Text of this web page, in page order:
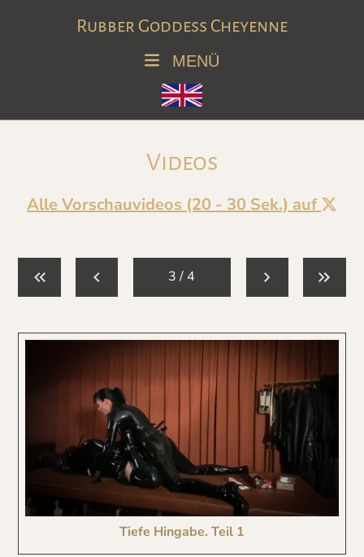
Rubber Goddess Cheyenne
MENÜ
Videos
Alle Vorschauvideos (20 - 30 Sek.) auf
3 / 4
Tiefe Hingabe. Teil 1